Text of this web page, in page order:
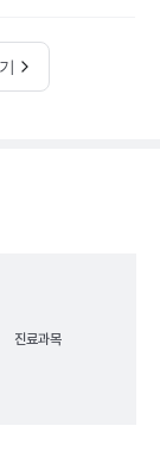
진료과목